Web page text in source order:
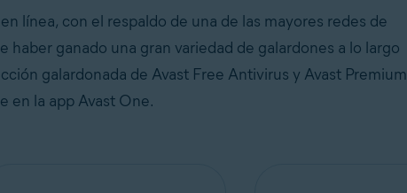
línea, con el respaldo de una de las mayores redes de
ganado una gran variedad de galardones a lo largo
galardonada de Avast Free Antivirus y Avast Premium
en la app Avast One.